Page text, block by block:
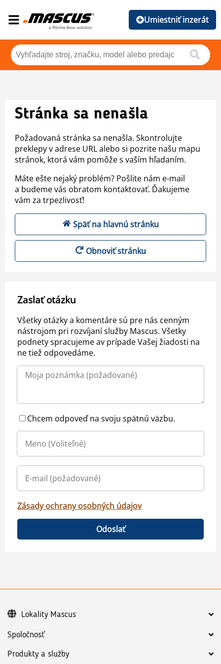
Umiestniť inzerát
Stránka sa nenašla
Požadovaná stránka sa nenašla. Skontrolujte
preklepy v adrese URL alebo si pozrite našu mapu
stránok, ktorá vám pomôže s vaším hľadaním.
Máte ešte nejaký problém? Pošlite nám e-mail
a budeme vás obratom kontaktovať. Ďakujeme
vám za trpezlivosť!
Späť na hlavnú stránku
Obnoviť stránku
Zaslať otázku
Všetky otázky a komentáre sú pre nás cenným
nástrojom pri rozvíjaní služby Mascus. Všetky
podnety spracujeme av prípade Vašej žiadosti na
ne tiež odpovedáme.
Chcem odpoveď na svoju spätnú väzbu.
Zásady ochrany osobných údajov
Odoslať
Spoločnosť
Produkty a služby
Lokality Mascus